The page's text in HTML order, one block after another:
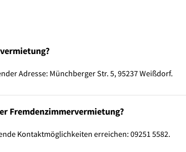
Adresse: Münchberger Str. 5, 95237 Weißdorf.
Fremdenzimmervermietung?
Kontaktmöglichkeiten erreichen: 09251 5582.